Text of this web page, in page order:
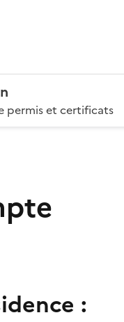
permis et certificats
: